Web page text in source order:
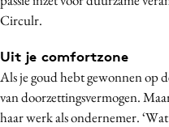
Data & Insights
Digital transformation
Diversiteit
Effectiviteit
Circulr.
Uit je comfortzone
Als je goud hebt gewonnen op
van doorzettingsvermogen.
haar werk als ondernemer.